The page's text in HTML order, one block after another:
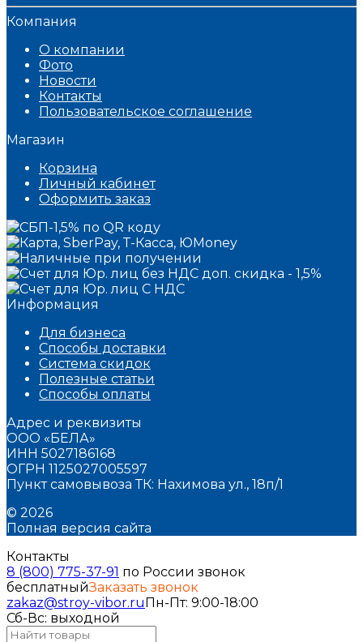
Компания
О компании
Фото
Новости
Контакты
Пользовательское соглашение
Магазин
Корзина
Личный кабинет
Оформить заказ
Информация
Для бизнеса
Способы доставки
Система скидок
Полезные статьи
Способы оплаты
Адрес и реквизиты
ООО «БЕЛА»
ИНН 5027186168
ОГРН 1125027005597
Пункт самовывоза ТК: Нахимова ул., 18п/1
© 2026
Полная версия сайта
Контакты
8 (800) 775-37-91 по России звонок
бесплатныйЗаказать звонок
zakaz@stroy-vibor.ruПн-Пт: 9:00-18:00
Сб-Вс: выходной